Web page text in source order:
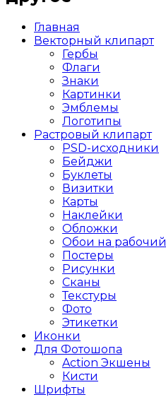
Главная
Векторный клипарт
Гербы
Флаги
Знаки
Картинки
Эмблемы
Логотипы
Растровый клипарт
PSD-исходники
Бейджи
Буклеты
Визитки
Карты
Наклейки
Обложки
Обои на рабочий
Постеры
Рисунки
Сканы
Текстуры
Фото
Этикетки
Иконки
Для Фотошопа
Action Экшены
Кисти
Шрифты